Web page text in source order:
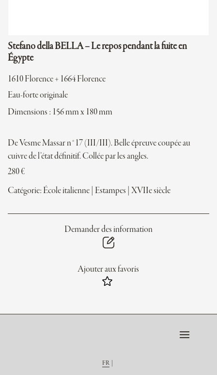
Stefano della BELLA – Le repos pendant la fuite en
Égypte
1610 Florence + 1664 Florence
Eau-forte originale
Dimensions : 156 mm x 180 mm
De Vesme Massar n°17 (III/III). Belle épreuve coupée au
cuivre de l’état définitif. Collée par les angles.
280€
Catégorie: École italienne Estampes XVIIe siècle
Demander des information
Ajouter aux favoris
FR